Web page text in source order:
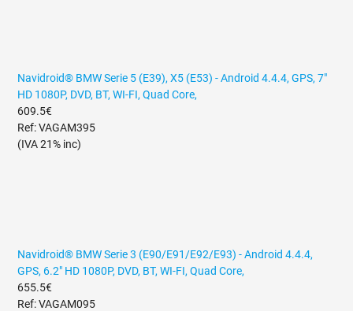
Navidroid® BMW Serie 5 (E39), X5 (E53) - Android 4.4.4, GPS, 7"
HD 1080P, DVD, BT, WI-FI, Quad Core,
609.5€
Ref: VAGAM395
(IVA 21% inc)
Navidroid® BMW Serie 3 (E90/E91/E92/E93) - Android 4.4.4,
GPS, 6.2" HD 1080P, DVD, BT, WI-FI, Quad Core,
655.5€
Ref: VAGAM095